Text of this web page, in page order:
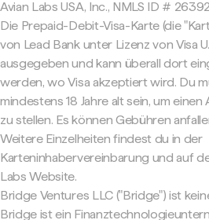
Avian Labs USA, Inc., NMLS ID #
Die Prepaid-Debit-Visa-Karte (die
von Lead Bank unter Lizenz von Visa
ausgegeben und kann überall dort
werden, wo Visa akzeptiert wird. Du
mindestens 18 Jahre alt sein, um einen
zu stellen. Es können Gebühren
Weitere Einzelheiten findest du in der
Karteninhabervereinbarung und auf
Labs Website.
Bridge Ventures LLC ("Bridge") ist
Bridge ist ein